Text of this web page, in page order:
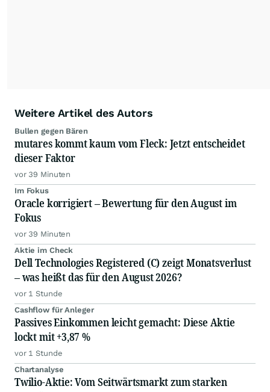
Weitere Artikel des Autors
Bullen gegen Bären
mutares kommt kaum vom Fleck: Jetzt entscheidet
dieser Faktor
vor 39 Minuten
Im Fokus
Oracle korrigiert – Bewertung für den August im
Fokus
vor 39 Minuten
Aktie im Check
Dell Technologies Registered (C) zeigt Monatsverlust
– was heißt das für den August 2026?
vor 1 Stunde
Cashflow für Anleger
Passives Einkommen leicht gemacht: Diese Aktie
lockt mit +3,87 %
vor 1 Stunde
Chartanalyse
Twilio-Aktie: Vom Seitwärtsmarkt zum starken